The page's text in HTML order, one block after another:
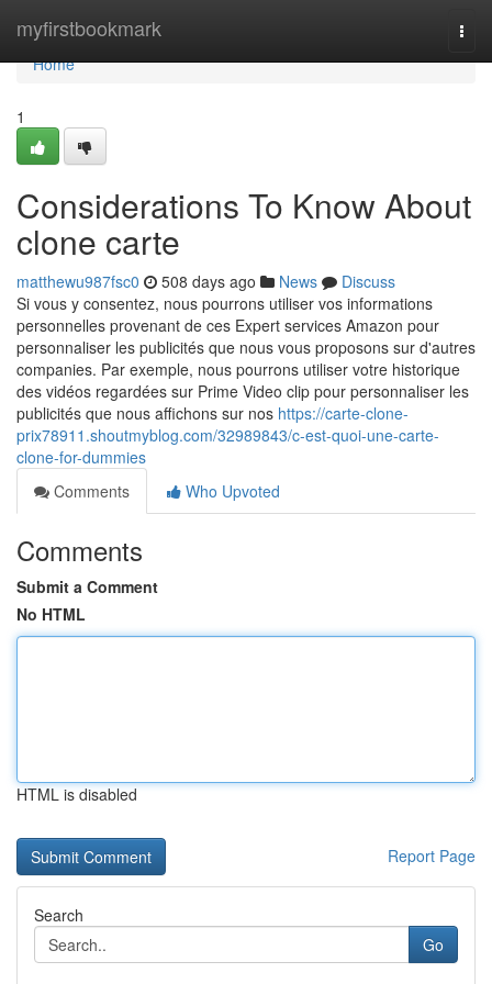
myfirstbookmark
Home
Home
1
Considerations To Know About
clone carte
matthewu987fsc0 508 days ago News
Discuss
Si vous y consentez, nous pourrons utiliser vos informations
personnelles provenant de ces Expert services Amazon pour
personnaliser les publicités que nous vous proposons sur d'autres
companies. Par exemple, nous pourrons utiliser votre historique
des vidéos regardées sur Prime Video clip pour personnaliser les
publicités que nous affichons sur nos https://carte-clone-
prix78911.shoutmyblog.com/32989843/c-est-quoi-une-carte-
clone-for-dummies
Comments
Who Upvoted
Comments
Submit a Comment
No HTML
HTML is disabled
Report Page
Search
Go